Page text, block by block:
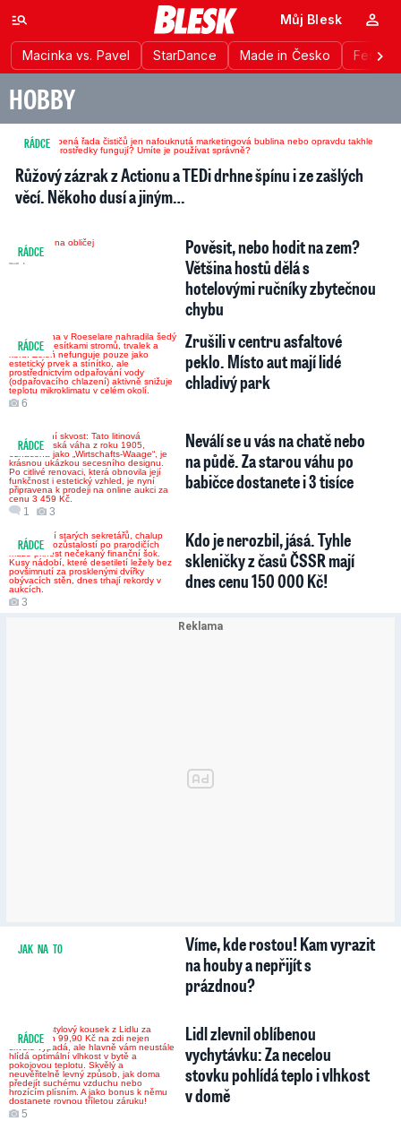
Macinka vs. Pavel StarDance Made in Česko
Můj Blesk
HOBBY
RÁDCE
Růžový zázrak z Actionu a TEDi drhne špínu i ze zašlých
věcí. Někoho dusí a jiným…
RÁDCE
7
Pověsit, nebo hodit na zem?
Většina hostů dělá s
hotelovými ručníky zbytečnou
chybu
RÁDCE
6
Zrušili v centru asfaltové
peklo. Místo aut mají lidé
chladivý park
RÁDCE
1 3
Neválí se u vás na chatě nebo
na půdě. Za starou váhu po
babičce dostanete i 3 tisíce
RÁDCE
3
Kdo je nerozbil, jásá. Tyhle
skleničky z časů ČSSR mají
dnes cenu 150 000 Kč!
JAK NA TO
5 77
Víme, kde rostou! Kam vyrazit
na houby a nepřijít s
prázdnou?
RÁDCE
5
Lidl zlevnil oblíbenou
vychytávku: Za necelou
stovku pohlídá teplo i vlhkost
v domě